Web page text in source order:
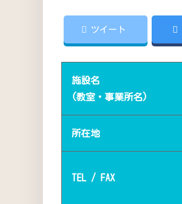
ツイート
施設名
(教室・事業所名)
所在地
TEL / FAX